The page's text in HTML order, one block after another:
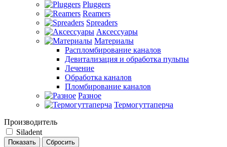
Pluggers
Reamers
Spreaders
Аксессуары
Материалы
Распломбирование каналов
Девитализация и обработка пульпы
Лечение
Обработка каналов
Пломбирование каналов
Разное
Термогуттаперча
Производитель
Siladent
Сбросить